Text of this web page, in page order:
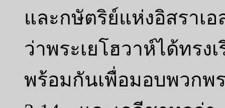
และกษัตริย์แห่งอิสราเ
ว่าพระเยโฮวาห์ได้ทร
พร้อมกันเพื่อมอบพวกพ